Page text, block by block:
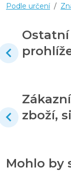
Podle určení /
zboží,
Mohlo by